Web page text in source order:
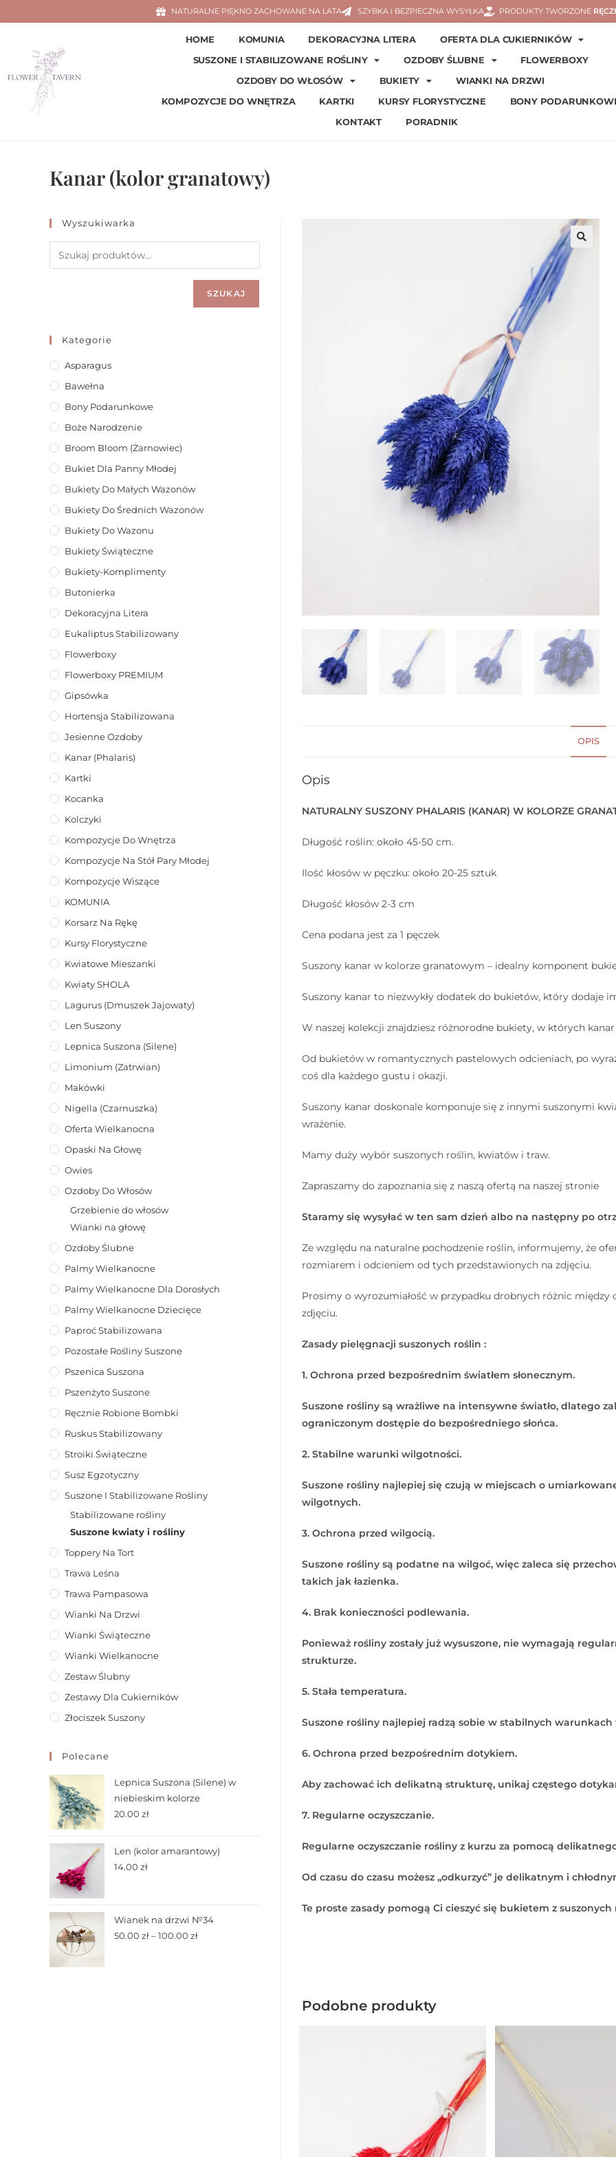
NATURALNE PIĘKNO ZACHOWANE NA LATA SZYBKA I BEZPIECZNA WYSYŁKA PRODUKTY TWORZONE
HOME KOMUNIA DEKORACYJNA LITERA
OFERTA DLA CUKIERNIKÓW
SUSZONE I STABILIZOWANE ROŚLINY
OZDOBY ŚLUBNE
FLOWERBOXY
OZDOBY DO WŁOSÓW
BUKIETY
WIANKI NA DRZWI
KOMPOZYCJE DO WNĘTRZA
KARTKI KURSY FLORYSTYCZNE
BONY
KONTAKT
PORADNIK
Kanar (kolor granatowy)
OPIS
Opis
NATURALNY SUSZONY PHALARIS (KANAR) W KOLORZE
Długość roślin: około 45-50 cm.
Ilość kłosów w pęczku: około 20-25 sztuk
Długość kłosów 2-3 cm
Cena podana jest za 1 pęczek
Suszony kanar w kolorze granatowym – idealny komponent
Suszony kanar to niezwykły dodatek do bukietów, który dodaje
W naszej kolekcji znajdziesz różnorodne bukiety, w których kanar
Od bukietów w romantycznych pastelowych odcieniach, po
coś dla każdego gustu i okazji.
Suszony kanar doskonale komponuje się z innymi suszonymi
wrażenie.
Mamy duży wybór suszonych roślin, kwiatów i traw.
Zapraszamy do zapoznania się z naszą ofertą na naszej stronie
Staramy się wysyłać w ten sam dzień albo na następny po
Ze względu na naturalne pochodzenie roślin, informujemy, że
rozmiarem i odcieniem od tych przedstawionych na zdjęciu.
Prosimy o wyrozumiałość w przypadku drobnych różnic
zdjęciu.
Zasady pielęgnacji suszonych roślin :
1. Ochrona przed bezpośrednim światłem słonecznym.
Suszone rośliny są wrażliwe na intensywne światło, dlatego
ograniczonym dostępie do bezpośredniego słońca.
2. Stabilne warunki wilgotności.
Suszone rośliny najlepiej się czują w miejscach o
wilgotnych.
3. Ochrona przed wilgocią.
Suszone rośliny są podatne na wilgoć, więc zaleca się
takich jak łazienka.
4. Brak konieczności podlewania.
Ponieważ rośliny zostały już wysuszone, nie wymagają
strukturze.
5. Stała temperatura.
Suszone rośliny najlepiej radzą sobie w stabilnych
6. Ochrona przed bezpośrednim dotykiem.
Aby zachować ich delikatną strukturę, unikaj częstego
7. Regularne oczyszczanie.
Regularne oczyszczanie rośliny z kurzu za pomocą
Od czasu do czasu możesz „odkurzyć” je delikatnym i
Te proste zasady pomogą Ci cieszyć się bukietem z
Podobne produkty
Wyszukiwarka
SZUKAJ
Kategorie
Asparagus
Bawełna
Bony Podarunkowe
Boże Narodzenie
Broom Bloom (żarnowiec)
Bukiet Dla Panny Młodej
Bukiety Do Małych Wazonów
Bukiety Do Średnich Wazonów
Bukiety Do Wazonu
Bukiety Świąteczne
Bukiety-Komplimenty
Butonierka
Dekoracyjna Litera
Eukaliptus Stabilizowany
Flowerboxy
Flowerboxy PREMIUM
Gipsówka
Hortensja Stabilizowana
Jesienne Ozdoby
Kanar (phalaris)
Kartki
Kocanka
Kolczyki
Kompozycje Do Wnętrza
Kompozycje Na Stół Pary Młodej
Kompozycje Wiszące
KOMUNIA
Korsarz Na Rękę
Kursy Florystyczne
Kwiatowe Mieszanki
Kwiaty SHOLA
Lagurus (dmuszek Jajowaty)
Len Suszony
Lepnica Suszona (Silene)
Limonium (zatrwian)
Makówki
Nigella (Czarnuszka)
Oferta Wielkanocna
Opaski Na Głowę
Owies
Ozdoby Do Włosów
Grzebienie do włosów
Wianki na głowę
Ozdoby Ślubne
Palmy Wielkanocne
Palmy Wielkanocne Dla Dorosłych
Palmy Wielkanocne Dziecięce
Paproć Stabilizowana
Pozostałe Rośliny Suszone
Pszenica Suszona
Pszenżyto Suszone
Ręcznie Robione Bombki
Ruskus Stabilizowany
Stroiki Świąteczne
Susz Egzotyczny
Suszone I Stabilizowane Rośliny
Stabilizowane rośliny
Suszone kwiaty i rośliny
Toppery Na Tort
Trawa Leśna
Trawa Pampasowa
Wianki Na Drzwi
Wianki Świąteczne
Wianki Wielkanocne
Zestaw Ślubny
Zestawy Dla Cukierników
Złociszek Suszony
Polecane
Lepnica Suszona (Silene) w
niebieskim kolorze
20.00 zł
Len (kolor amarantowy)
14.00 zł
Wianek na drzwi №34
50.00 zł–100.00 zł